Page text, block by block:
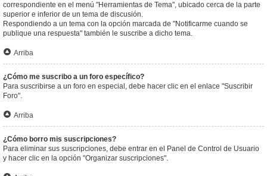
correspondiente en el menú "Herramientas de Tema", ubicado cerca de la parte
superior e inferior de un tema de discusión.
Respondiendo a un tema con la opción marcada de "Notificarme cuando se
publique una respuesta" también le suscribe a dicho tema.
Arriba
¿Cómo me suscribo a un foro específico?
Para suscribirse a un foro en especial, debe hacer clic en el enlace "Suscribir
Foro".
Arriba
¿Cómo borro mis suscripciones?
Para eliminar sus suscripciones, debe entrar en el Panel de Control de Usuario
y hacer clic en la opción "Organizar suscripciones".